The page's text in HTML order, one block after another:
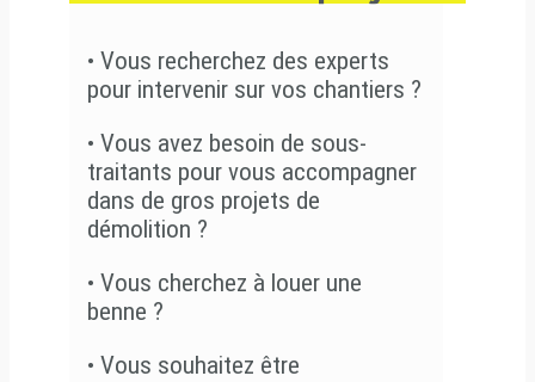
• Vous recherchez des experts
pour intervenir sur vos chantiers ?
• Vous avez besoin de sous-
traitants pour vous accompagner
dans de gros projets de
démolition ?
• Vous cherchez à louer une
benne ?
• Vous souhaitez être